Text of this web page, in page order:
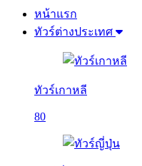
หน้าแรก
ทัวร์ต่างประเทศ
ทัวร์เกาหลี
80